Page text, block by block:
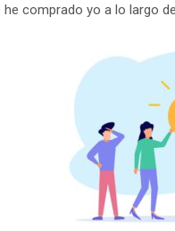
comprado yo a lo largo